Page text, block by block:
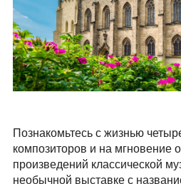
Познакомьтесь с жизнью
композиторов и на мгновение
произведений классической
необычной выставке с